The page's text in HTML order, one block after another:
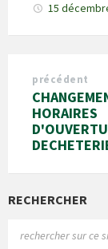
15
précédent
HORAIRES
RECHERCHER